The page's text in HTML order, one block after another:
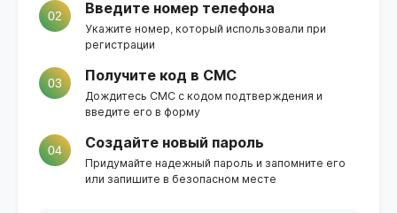
02 Введите номер телефона
Укажите номер, который использовали при
регистрации
03 Получите код в СМС
Дождитесь СМС с кодом подтверждения и
введите его в форму
04 Создайте новый пароль
Придумайте надежный пароль и запомните его
или запишите в безопасном месте